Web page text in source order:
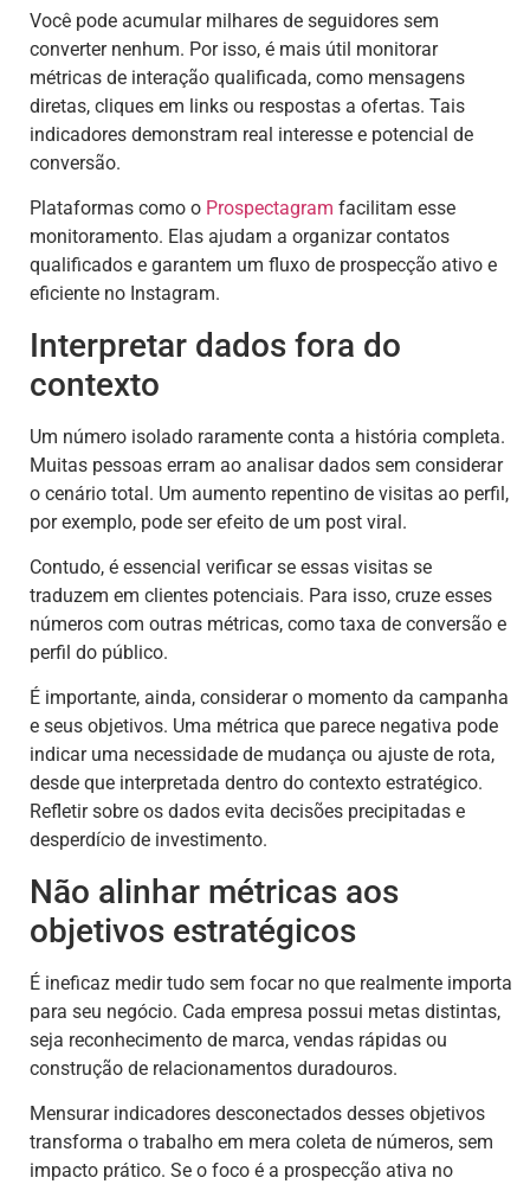
Você pode acumular milhares de seguidores sem
converter nenhum. Por isso, é mais útil monitorar
métricas de interação qualificada, como mensagens
diretas, cliques em links ou respostas a ofertas. Tais
indicadores demonstram real interesse e potencial de
conversão.
Plataformas como o Prospectagram facilitam esse
monitoramento. Elas ajudam a organizar contatos
qualificados e garantem um fluxo de prospecção ativo e
eficiente no Instagram.
Interpretar dados fora do
contexto
Um número isolado raramente conta a história completa.
Muitas pessoas erram ao analisar dados sem considerar
o cenário total. Um aumento repentino de visitas ao perfil,
por exemplo, pode ser efeito de um post viral.
Contudo, é essencial verificar se essas visitas se
traduzem em clientes potenciais. Para isso, cruze esses
números com outras métricas, como taxa de conversão e
perfil do público.
É importante, ainda, considerar o momento da campanha
e seus objetivos. Uma métrica que parece negativa pode
indicar uma necessidade de mudança ou ajuste de rota,
desde que interpretada dentro do contexto estratégico.
Refletir sobre os dados evita decisões precipitadas e
desperdício de investimento.
Não alinhar métricas aos
objetivos estratégicos
É ineficaz medir tudo sem focar no que realmente importa
para seu negócio. Cada empresa possui metas distintas,
seja reconhecimento de marca, vendas rápidas ou
construção de relacionamentos duradouros.
Mensurar indicadores desconectados desses objetivos
transforma o trabalho em mera coleta de números, sem
impacto prático. Se o foco é a prospecção ativa no